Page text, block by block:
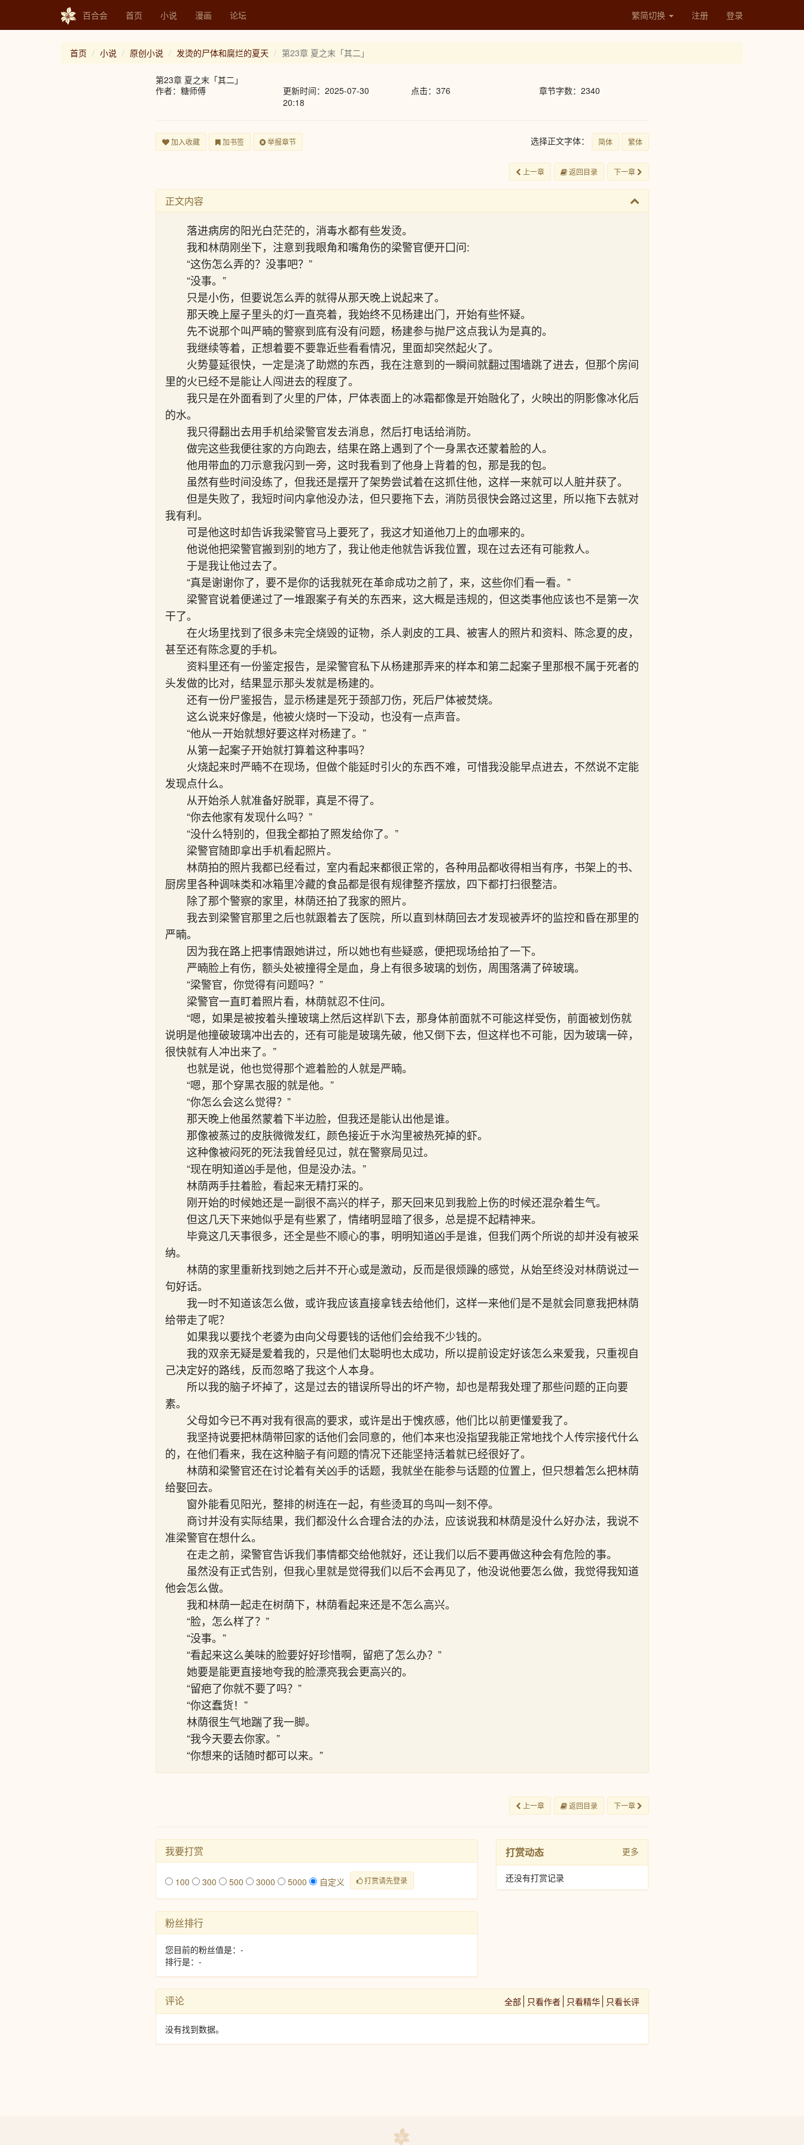
百合会 首页 小说 漫画 论坛 繁简切换 注册 登录
首页 小说 原创小说 发烫的尸体和腐烂的夏天 第23章 夏之末「其二」
第23章 夏之末「其二」
作者：糖师傅
更新时间：2025-07-30
20:18
点击：376 章节字数：2340
加入收藏 加书签 举报章节 选择正文字体： 简体 繁体
上一章 返回目录 下一章
正文内容
落进病房的阳光白茫茫的，消毒水都有些发烫。
我和林荫刚坐下，注意到我眼角和嘴角伤的梁警官便开囗问:
“这伤怎么弄的？没事吧？”
“没事。”
只是小伤，但要说怎么弄的就得从那天晚上说起来了。
那天晚上屋子里头的灯一直亮着，我始终不见杨建出门，开始有些怀疑。
先不说那个叫严暔的警察到底有没有问题，杨建参与抛尸这点我认为是真的。
我继续等着，正想着要不要靠近些看看情况，里面却突然起火了。
火势蔓延很快，一定是浇了助燃的东西，我在注意到的一瞬间就翻过围墙跳了进去，但那个房间
里的火已经不是能让人闯进去的程度了。
我只是在外面看到了火里的尸体，尸体表面上的冰霜都像是开始融化了，火映出的阴影像冰化后
的水。
我只得翻出去用手机给梁警官发去消息，然后打电话给消防。
做完这些我便往家的方向跑去，结果在路上遇到了个一身黑衣还蒙着脸的人。
他用带血的刀示意我闪到一旁，这时我看到了他身上背着的包，那是我的包。
虽然有些时间没练了，但我还是摆开了架势尝试着在这抓住他，这样一来就可以人脏并获了。
但是失败了，我短时间内拿他没办法，但只要拖下去，消防员很快会路过这里，所以拖下去就对
我有利。
可是他这时却告诉我梁警官马上要死了，我这才知道他刀上的血哪来的。
他说他把梁警官搬到别的地方了，我让他走他就告诉我位置，现在过去还有可能救人。
于是我让他过去了。
“真是谢谢你了，要不是你的话我就死在革命成功之前了，来，这些你们看一看。”
梁警官说着便递过了一堆跟案子有关的东西来，这大概是违规的，但这类事他应该也不是第一次
干了。
在火场里找到了很多未完全烧毁的证物，杀人剥皮的工具、被害人的照片和资料、陈念夏的皮，
甚至还有陈念夏的手机。
资料里还有一份鉴定报告，是梁警官私下从杨建那弄来的样本和第二起案子里那根不属于死者的
头发做的比对，结果显示那头发就是杨建的。
还有一份尸鉴报告，显示杨建是死于颈部刀伤，死后尸体被焚烧。
这么说来好像是，他被火烧时一下没动，也没有一点声音。
“他从一开始就想好要这样对杨建了。”
从第一起案子开始就打算着这种事吗？
火烧起来时严暔不在现场，但做个能延时引火的东西不难，可惜我没能早点进去，不然说不定能
发现点什么。
从开始杀人就准备好脱罪，真是不得了。
“你去他家有发现什么吗？”
“没什么特别的，但我全都拍了照发给你了。”
梁警官随即拿出手机看起照片。
林荫拍的照片我都已经看过，室内看起来都很正常的，各种用品都收得相当有序，书架上的书、
厨房里各种调味类和冰箱里冷藏的食品都是很有规律整齐摆放，四下都打扫很整洁。
除了那个警察的家里，林荫还拍了我家的照片。
我去到梁警官那里之后也就跟着去了医院，所以直到林荫回去才发现被弄坏的监控和昏在那里的
严暔。
因为我在路上把事情跟她讲过，所以她也有些疑惑，便把现场给拍了一下。
严暔脸上有伤，额头处被撞得全是血，身上有很多玻璃的划伤，周围落满了碎玻璃。
“梁警官，你觉得有问题吗？”
梁警官一直盯着照片看，林荫就忍不住问。
“嗯，如果是被按着头撞玻璃上然后这样趴下去，那身体前面就不可能这样受伤，前面被划伤就
说明是他撞破玻璃冲出去的，还有可能是玻璃先破，他又倒下去，但这样也不可能，因为玻璃一碎，
很快就有人冲出来了。”
也就是说，他也觉得那个遮着脸的人就是严暔。
“嗯，那个穿黑衣服的就是他。”
“你怎么会这么觉得？”
那天晚上他虽然蒙着下半边脸，但我还是能认出他是谁。
那像被蒸过的皮肤微微发红，颜色接近于水沟里被热死掉的虾。
这种像被闷死的死法我曾经见过，就在警察局见过。
“现在明知道凶手是他，但是没办法。”
林荫两手拄着脸，看起来无精打采的。
刚开始的时候她还是一副很不高兴的样子，那天回来见到我脸上伤的时候还混杂着生气。
但这几天下来她似乎是有些累了，情绪明显暗了很多，总是提不起精神来。
毕竟这几天事很多，还全是些不顺心的事，明明知道凶手是谁，但我们两个所说的却并没有被采
纳。
林荫的家里重新找到她之后并不开心或是激动，反而是很烦躁的感觉，从始至终没对林荫说过一
句好话。
我一时不知道该怎么做，或许我应该直接拿钱去给他们，这样一来他们是不是就会同意我把林荫
给带走了呢？
如果我以要找个老婆为由向父母要钱的话他们会给我不少钱的。
我的双亲无疑是爱着我的，只是他们太聪明也太成功，所以提前设定好该怎么来爱我，只重视自
己决定好的路线，反而忽略了我这个人本身。
所以我的脑子坏掉了，这是过去的错误所导出的坏产物，却也是帮我处理了那些问题的正向要
素。
父母如今已不再对我有很高的要求，或许是出于愧疚感，他们比以前更懂爱我了。
我坚持说要把林荫带回家的话他们会同意的，他们本来也没指望我能正常地找个人传宗接代什么
的，在他们看来，我在这种脑子有问题的情况下还能坚持活着就已经很好了。
林荫和梁警官还在讨论着有关凶手的话题，我就坐在能参与话题的位置上，但只想着怎么把林荫
给娶回去。
窗外能看见阳光，整排的树连在一起，有些烫耳的鸟叫一刻不停。
商讨并没有实际结果，我们都没什么合理合法的办法，应该说我和林荫是没什么好办法，我说不
准梁警官在想什么。
在走之前，梁警官告诉我们事情都交给他就好，还让我们以后不要再做这种会有危险的事。
虽然没有正式告别，但我心里就是觉得我们以后不会再见了，他没说他要怎么做，我觉得我知道
他会怎么做。
我和林荫一起走在树荫下，林荫看起来还是不怎么高兴。
“脸，怎么样了？”
“没事。”
“看起来这么美味的脸要好好珍惜啊，留疤了怎么办？”
她要是能更直接地夸我的脸漂亮我会更高兴的。
“留疤了你就不要了吗？”
“你这蠢货！”
林荫很生气地踹了我一脚。
“我今天要去你家。”
“你想来的话随时都可以来。”
上一章 返回目录 下一章
我要打赏
100 300 500 3000 5000 自定义 打赏请先登录
粉丝排行
您目前的粉丝值是：-
排行是：-
打赏动态 更多
还没有打赏记录
评论 全部 只看作者 只看精华 只看长评
没有找到数据。